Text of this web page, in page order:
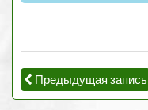
Предыдущая запись